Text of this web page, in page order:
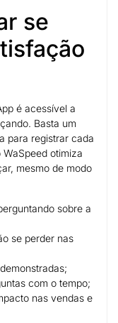
se
é acessível a
Basta um
para registrar cada
otimiza
mesmo de modo
sobre a
se perder nas
com o tempo;
nas vendas e